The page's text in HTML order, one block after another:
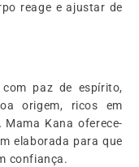
reage e ajustar de
paz de espírito,
origem, ricos em
Kana oferece-
elaborada para que
confiança.